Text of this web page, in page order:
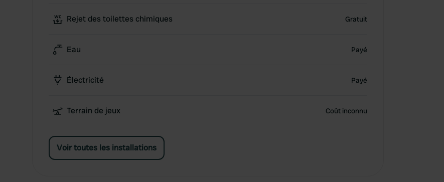
Rejet des toilettes chimiques Gratuit
Eau Payé
Électricité Payé
Terrain de jeux Coût inconnu
Voir toutes les installations